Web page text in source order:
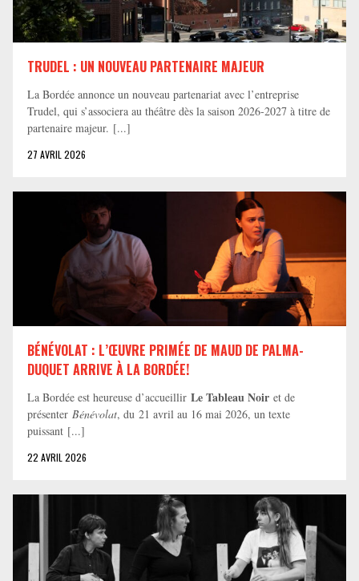
TRUDEL : UN NOUVEAU PARTENAIRE MAJEUR
La Bordée annonce un nouveau partenariat avec l’entreprise
Trudel, qui s’associera au théâtre dès la saison 2026-2027 à titre de
partenaire majeur. [...]
27 AVRIL 2026
BÉNÉVOLAT : L’ŒUVRE PRIMÉE DE MAUD DE PALMA-
DUQUET ARRIVE À LA BORDÉE!
La Bordée est heureuse d’accueillir Le Tableau Noir et de
présenter Bénévolat, du 21 avril au 16 mai 2026, un texte
puissant [...]
22 AVRIL 2026